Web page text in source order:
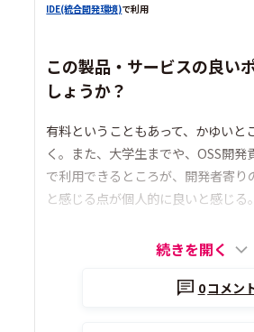
IDE(統合開発環境)で利用
この製品・サービスの良い
しょうか？
有料ということもあって、かゆいと
く。また、大学生までや、OSS開発
で利用できるところが、開発者寄り
と感じる点が個人的に良いと感じる。
続きを開く
0コメン